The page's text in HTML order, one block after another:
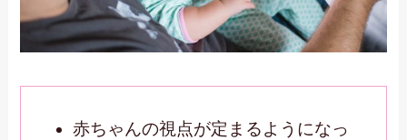
赤ちゃんの視点が定まるようになっ